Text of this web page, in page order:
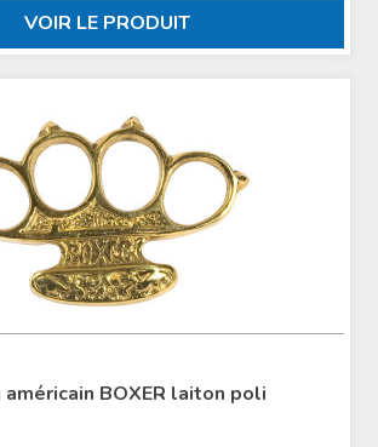
VOIR LE PRODUIT
américain BOXER laiton poli